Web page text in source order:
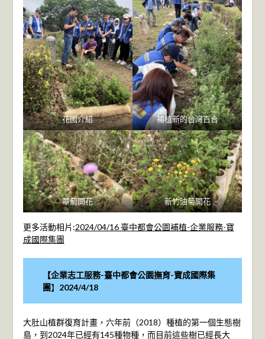
花圃介紹 補植新的台灣百合
華薊開花 新竹油菊開花
更多活動相片:2024/04/16 臺中都會公園補植-企業服務-寶
成國際集團
【企業志工服務-臺中都會公園撫育-寶成國際集
團】 2024/4/18
大肚山植群復育計畫，六年前（2018）種植的第一個生態樹
島，到2024年已經有145種物種，而目前這些樹已經長大